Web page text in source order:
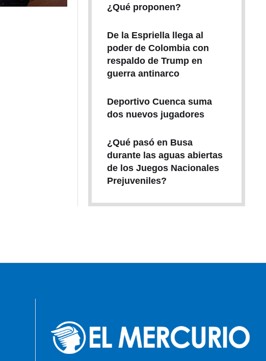
¿Qué proponen?
De la Espriella llega al
poder de Colombia con
respaldo de Trump en
guerra antinarco
Deportivo Cuenca suma
dos nuevos jugadores
¿Qué pasó en Busa
durante las aguas abiertas
de los Juegos Nacionales
Prejuveniles?